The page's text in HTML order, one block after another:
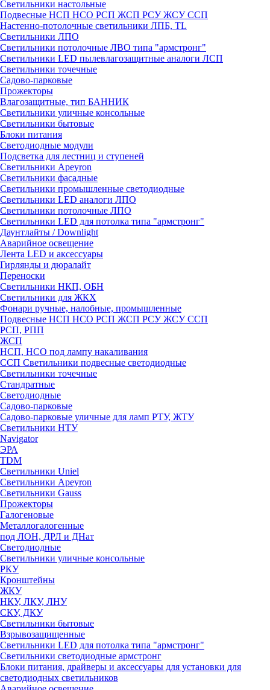
Светильники настольные
Подвесные НСП НСО РСП ЖСП РСУ ЖСУ ССП
Настенно-потолочные светильники ЛПБ, TL
Светильники ЛПО
Светильники потолочные ЛВО типа "армстронг"
Светильники LED пылевлагозащитные аналоги ЛСП
Светильники точечные
Садово-парковые
Прожекторы
Влагозащитные, тип БАННИК
Светильники уличные консольные
Светильники бытовые
Блоки питания
Светодиодные модули
Подсветка для лестниц и ступеней
Светильники Apeyron
Светильники фасадные
Светильники промышленные светодиодные
Светильники LED аналоги ЛПО
Светильники потолочные ЛПО
Светильники LED для потолка типа "армстронг"
Даунтлайты / Downlight
Аварийное освещение
Лента LED и аксессуары
Гирлянды и дюралайт
Переноски
Светильники НКП, ОБН
Светильники для ЖКХ
Фонари ручные, налобные, промышленные
Подвесные НСП НСО РСП ЖСП РСУ ЖСУ ССП
РСП, РПП
ЖСП
НСП, НСО под лампу накаливания
ССП Светильники подвесные светодиодные
Светильники точечные
Стандратные
Светодиодные
Садово-парковые
Садово-парковые уличные для ламп РТУ, ЖТУ
Светильники НТУ
Navigator
ЭРА
TDM
Светильники Uniel
Светильники Apeyron
Светильники Gauss
Прожекторы
Галогеновые
Металлогалогенные
под ЛОН, ДРЛ и ДНат
Светодиодные
Светильники уличные консольные
РКУ
Кронштейны
ЖКУ
НКУ, ЛКУ, ЛНУ
СКУ, ДКУ
Светильники бытовые
Взрывозащищенные
Светильники LED для потолка типа "армстронг"
Светильники светодиодные армстронг
Блоки питания, драйверы и аксессуары для установки для
светодиодных светильников